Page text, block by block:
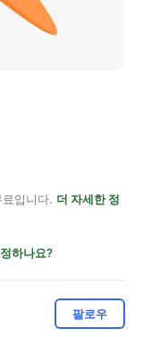
입니다. 더 자세한 정
하나요?
팔로우